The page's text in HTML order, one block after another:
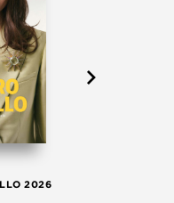
2026